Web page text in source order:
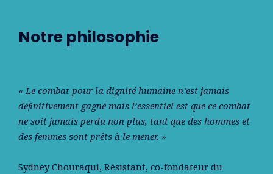
Notre philosophie
« Le combat pour la dignité humaine n’est jamais
déﬁnitivement gagné mais l’essentiel est que ce combat
ne soit jamais perdu non plus, tant que des hommes et
des femmes sont prêts à le mener. »
Sydney Chouraqui, Résistant, co-fondateur du